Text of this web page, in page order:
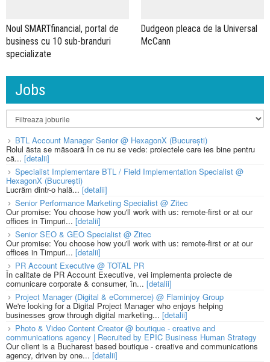
Noul SMARTfinancial, portal de
business cu 10 sub-branduri
specializate
Dudgeon pleaca de la Universal
McCann
Jobs
BTL Account Manager Senior @ HexagonX (București)
Rolul ăsta se măsoară în ce nu se vede: proiectele care ies bine pentru
că... [detalii]
Specialist Implementare BTL / Field Implementation Specialist @
HexagonX (București)
Lucrăm dintr-o hală...[detalii]
Senior Performance Marketing Specialist @ Zitec
Our promise: You choose how you'll work with us: remote-first or at our
offices in Timpuri... [detalii]
Senior SEO & GEO Specialist @ Zitec
Our promise: You choose how you'll work with us: remote-first or at our
offices in Timpuri... [detalii]
PR Account Executive @ TOTAL PR
În calitate de PR Account Executive, vei implementa proiecte de
comunicare corporate & consumer, în... [detalii]
Project Manager (Digital & eCommerce) @ Flaminjoy Group
We're looking for a Digital Project Manager who enjoys helping
businesses grow through digital marketing... [detalii]
Photo & Video Content Creator @ boutique - creative and
communications agency | Recruited by EPIC Business Human Strategy
Our client is a Bucharest based boutique - creative and communications
agency, driven by one... [detalii]